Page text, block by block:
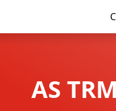
AS TRM